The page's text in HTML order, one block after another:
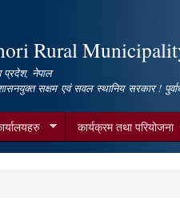
Rural Municipality
नेपाल
सक्षम एवं सवल स्थानिय सरकार !
कार्यक्रम तथा परियोजना